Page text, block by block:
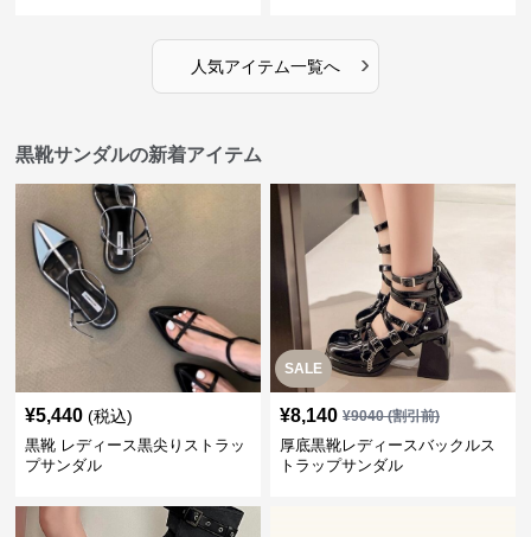
人気アイテム一覧へ ›
黒靴サンダルの新着アイテム
¥5,440 (税込)
黒靴 レディース黒尖りストラッ
プサンダル
SALE
¥8,140 ¥9040(割引前)
厚底黒靴レディースバックルス
トラップサンダル